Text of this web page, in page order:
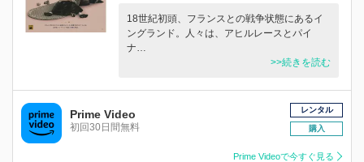
18世紀初頭、フランスとの戦争状態にあるイ
ングランド。人々は、アヒルレースとパイ
ナ…
>>続きを読む
Prime Video
初回30日間無料
レンタル
購入
Prime Videoで今すぐ見る